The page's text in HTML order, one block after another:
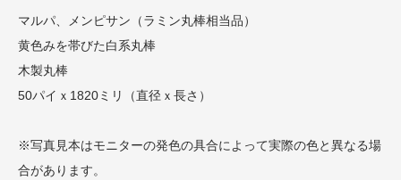
マルパ、メンピサン（ラミン丸棒相当品）
黄色みを帯びた白系丸棒
木製丸棒
50パイｘ1820ミリ（直径ｘ長さ）
※写真見本はモニターの発色の具合によって実際の色と異なる場
合があります。